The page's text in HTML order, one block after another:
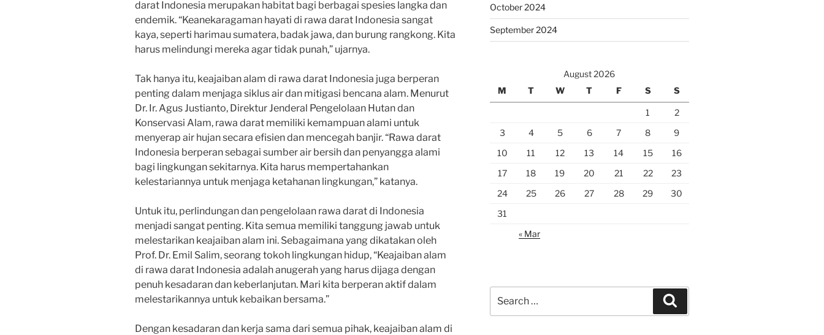
darat Indonesia merupakan habitat bagi berbagai spesies langka dan
endemik. “Keanekaragaman hayati di rawa darat Indonesia sangat
kaya, seperti harimau sumatera, badak jawa, dan burung rangkong. Kita
harus melindungi mereka agar tidak punah,” ujarnya.
Tak hanya itu, keajaiban alam di rawa darat Indonesia juga berperan
penting dalam menjaga siklus air dan mitigasi bencana alam. Menurut
Dr. Ir. Agus Justianto, Direktur Jenderal Pengelolaan Hutan dan
Konservasi Alam, rawa darat memiliki kemampuan alami untuk
menyerap air hujan secara efisien dan mencegah banjir. “Rawa darat
Indonesia berperan sebagai sumber air bersih dan penyangga alami
bagi lingkungan sekitarnya. Kita harus mempertahankan
kelestariannya untuk menjaga ketahanan lingkungan,” katanya.
Untuk itu, perlindungan dan pengelolaan rawa darat di Indonesia
menjadi sangat penting. Kita semua memiliki tanggung jawab untuk
melestarikan keajaiban alam ini. Sebagaimana yang dikatakan oleh
Prof. Dr. Emil Salim, seorang tokoh lingkungan hidup, “Keajaiban alam
di rawa darat Indonesia adalah anugerah yang harus dijaga dengan
penuh kesadaran dan keberlanjutan. Mari kita berperan aktif dalam
melestarikannya untuk kebaikan bersama.”
Dengan kesadaran dan kerja sama dari semua pihak, keajaiban alam di
October 2024
September 2024
August 2026
M
T W T F S S
1
2
3
4 5 6 7 8
9
10
11 12 13 14 15
16
17
18 19 20 21 22
23
24
25 26 27 28 29
30
31
« Mar
for: